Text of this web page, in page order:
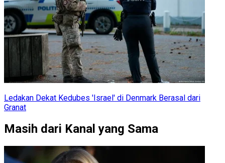
Ledakan Dekat Kedubes 'Israel' di Denmark Berasal dari
Granat
Masih dari Kanal yang Sama